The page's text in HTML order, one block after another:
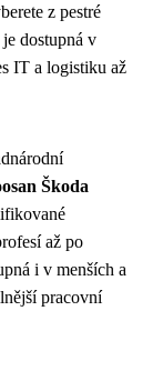
z pestré
dostupná v
IT a logistiku až
Škoda
až po
i v menších a
pracovní